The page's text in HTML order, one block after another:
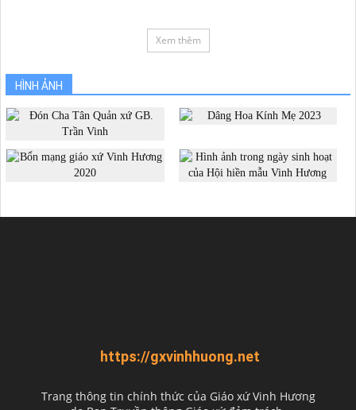
Xem thêm
HÌNH ẢNH
https://gxvinhhuong.net
Trang thông tin chính thức của Giáo xứ Vinh Hương